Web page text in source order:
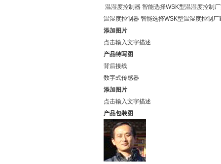
温湿度控制器 智能选择WSK型温湿度控制
温湿度控制器 智能选择WSK型温湿度控制
添加图片
点击输入文字描述
产品特写图
背后接线
数字式传感器
添加图片
点击输入文字描述
产品包装图